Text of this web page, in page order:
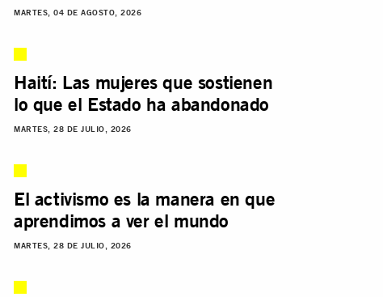
MARTES, 04 DE AGOSTO, 2026
Haití: Las mujeres que sostienen
lo que el Estado ha abandonado
MARTES, 28 DE JULIO, 2026
El activismo es la manera en que
aprendimos a ver el mundo
MARTES, 28 DE JULIO, 2026